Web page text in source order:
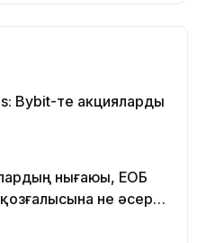
Bybit-те акцияларды
нығаюы, ЕОБ
не әсер